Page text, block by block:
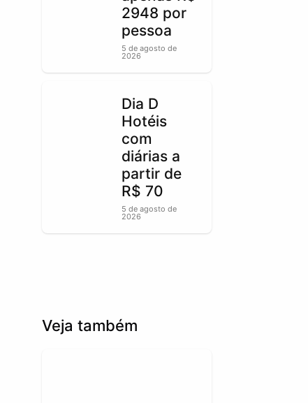
2948 por
pessoa
5 de agosto de
2026
Dia D
Hotéis
com
diárias a
partir de
R$ 70
5 de agosto de
2026
Veja também